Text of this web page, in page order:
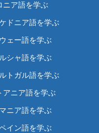
ニア語を学ぶ
ドニア語を学ぶ
ェー語を学ぶ
シャ語を学ぶ
トガル語を学ぶ
アニア語を学ぶ
ニア語を学ぶ
イン語を学ぶ